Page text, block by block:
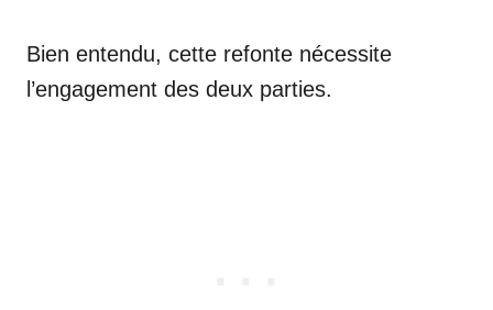
Bien entendu, cette refonte nécessite
l’engagement des deux parties.